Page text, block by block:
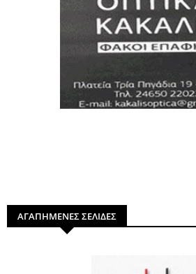
ΑΓΑΠΗΜΕΝΕΣ ΣΕΛΙΔΕΣ